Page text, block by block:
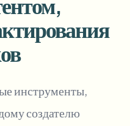
раз
инструменты,
создателю